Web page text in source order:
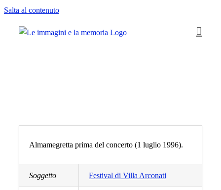
Salta al contenuto
Almamegretta prima del concerto (1 luglio 1996).
Soggetto Festival di Villa Arconati